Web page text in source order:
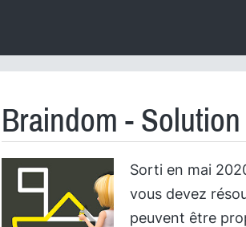
Braindom -
Sorti en mai
vous devez
peuvent être